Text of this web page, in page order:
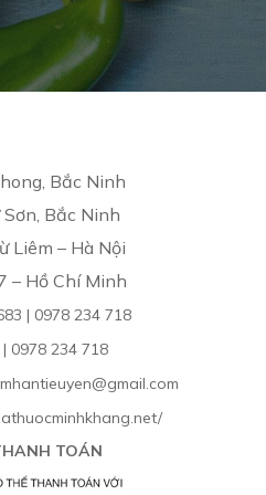
Bắc Ninh
Bắc Ninh
Liêm – Hà Nội
– Hồ Chí Minh
| 0978 234 718
0978 234 718
TOÁN